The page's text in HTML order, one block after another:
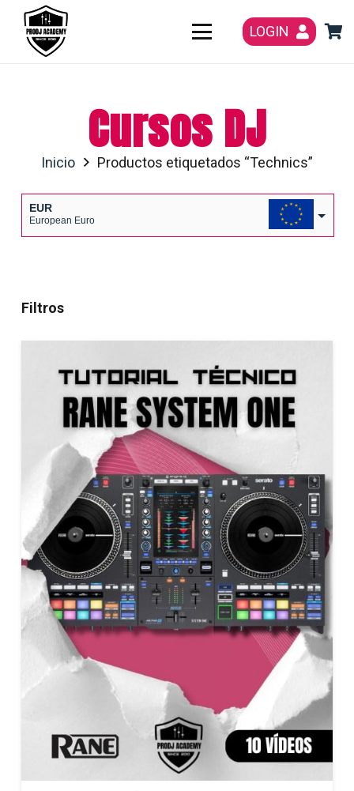
LOGIN
Cursos DJ
Inicio Productos etiquetados “Technics”
EUR
European Euro
Filtros